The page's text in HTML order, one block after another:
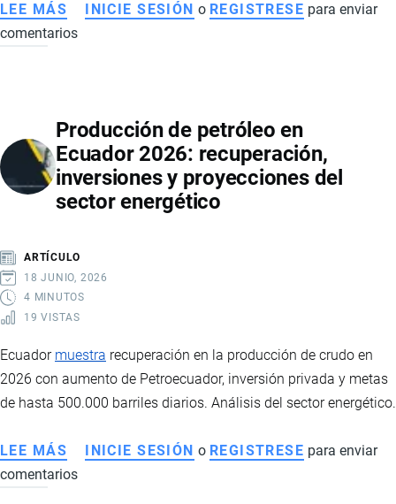
LEE MÁS SOBRE
ECUADOR
EN
2025:
ACUERDOS
INTERNACIONALES,
Y
CRECIMIENTO
ECONÓMICO
INICIE SESIÓN o REGISTRESE para enviar
comentarios
Producción de petróleo en
Ecuador 2026: recuperación,
inversiones y proyecciones del
sector energético
ARTÍCULO
18 JUNIO, 2026
4 MINUTOS
19 VISTAS
Ecuador muestra recuperación en la producción de crudo en
2026 con aumento de Petroecuador, inversión privada y metas
de hasta 500.000 barriles diarios. Análisis del sector energético.
LEE MÁS SOBRE
PRODUCCIÓN
INICIE SESIÓN o REGISTRESE para enviar
comentarios